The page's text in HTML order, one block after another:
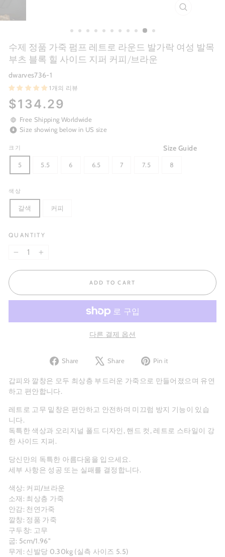
수제 정품 가죽 펌프 레트로 라운드 발가락 여성 발목
부츠 블록 힐 사이드 지퍼 커피/브라운
dwarves736-1
1개의 리뷰
Regular
price
$134.29
Free Shipping Worldwide
Size showing below in US size
Size Guide
크기
5 5.5 6 6.5 7 7.5 8
색상
갈색 커피
QUANTITY
ADD TO CART
다른 결제 옵션
Share
Share
Facebook
Share
Tweet
X
Pin it
Pinterest
갑피와 깔창은 모두 최상층 부드러운 가죽으로 만들어졌으며 유연
하고 편안합니다.
레트로 고무 밑창은 편안하고 안전하며 미끄럼 방지 기능이 있습
니다.
독특한 색상과 오리지널 폴드 디자인, 핸드 컷, 레트로 스타일이 강
한 사이드 지퍼.
당신만의 독특한 아름다움을 입으세요.
세부 사항은 성공 또는 실패를 결정합니다.
색상: 커피/브라운
소재: 최상층 가죽
안감: 천연가죽
깔창: 정품 가죽
구두창: 고무
굽: 5cm/1.96"
무게: 신발당 0.30kg (실측 사이즈 5.5)